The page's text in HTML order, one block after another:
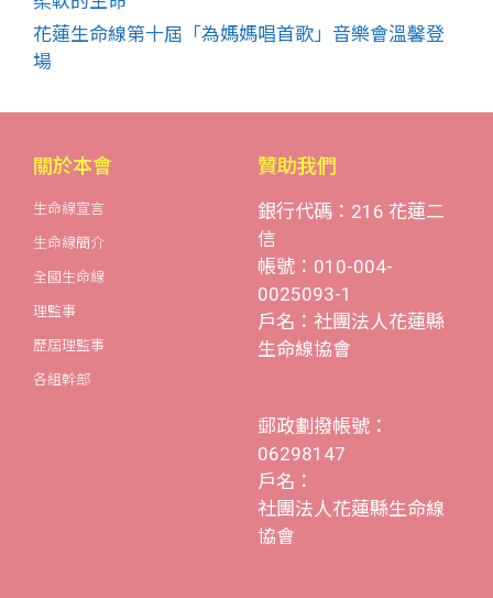
花蓮生命線第十屆「為媽媽唱首歌」音樂會溫馨登
場
關於本會
生命線宣言
生命線簡介
全國生命線
理監事
歷屆理監事
各組幹部
贊助我們
銀行代碼：216 花蓮二
信
帳號：010-004-
0025093-1
戶名：社團法人花蓮縣
生命線協會
郵政劃撥帳號：
06298147
戶名：
社團法人花蓮縣生命線
協會